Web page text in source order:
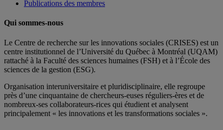
Publications des membres
Qui sommes-nous
Le Centre de recherche sur les innovations sociales (CRISES) est un
centre institutionnel de l’Université du Québec à Montréal (UQAM)
rattaché à la Faculté des sciences humaines (FSH) et à l’École des
sciences de la gestion (ESG).
Organisation interuniversitaire et pluridisciplinaire, elle regroupe
près d’une cinquantaine de chercheurs-euses réguliers-ères et de
nombreux-ses collaborateurs-rices qui étudient et analysent
principalement « les innovations et les transformations sociales ».